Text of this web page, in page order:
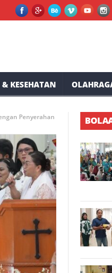
HUT Kemerdekaan RI ke-81
KESEHATAN
Penyerahan